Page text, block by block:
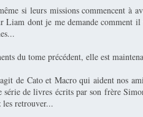
si leurs missions commencent à
dont je me demande comment
du tome précédent, elle est
de Cato et Macro qui aident nos
de livres écrits par son frère
retrouver...